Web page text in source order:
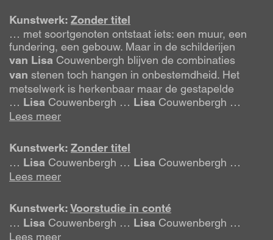
Kunstwerk: Zonder titel
… met soortgenoten ontstaat iets: een muur, een
fundering, een gebouw. Maar in de schilderijen
van Lisa Couwenbergh blijven de combinaties
van stenen toch hangen in onbestemdheid. Het
metselwerk is herkenbaar maar de gestapelde
… Lisa Couwenbergh … Lisa Couwenbergh …
Lees meer
Kunstwerk: Zonder titel
… Lisa Couwenbergh … Lisa Couwenbergh …
Lees meer
Kunstwerk:Voorstudie in conté
… Lisa Couwenbergh … Lisa Couwenbergh …
Lees meer